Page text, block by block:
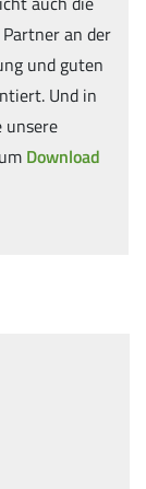
an der
und guten
Und in
unsere
Download